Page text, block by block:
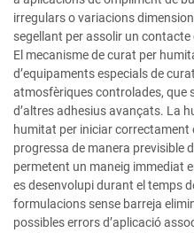
irregulars o variacions
segellant per assolir un
El mecanisme de curat per
d’equipaments especials de
atmosfèriques controlades, que
d’altres adhesius avançats. La
humitat per iniciar correctament
progressa de manera previsible
permetent un maneig immediat
es desenvolupi durant el temps
formulacions sense barreja
possibles errors d’aplicació